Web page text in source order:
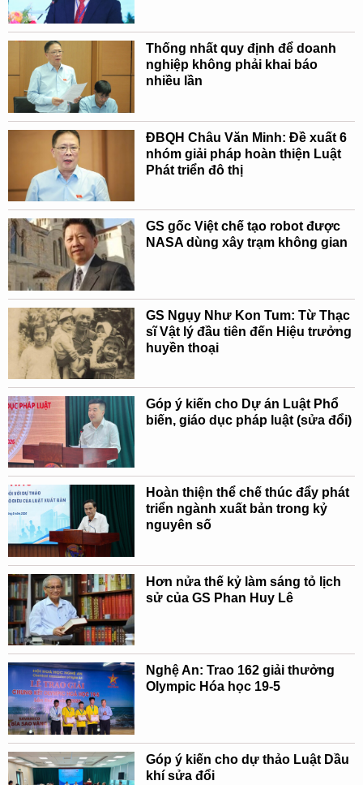
Thống nhất quy định để doanh
nghiệp không phải khai báo
nhiều lần
ĐBQH Châu Văn Minh: Đề xuất 6
nhóm giải pháp hoàn thiện Luật
Phát triển đô thị
GS gốc Việt chế tạo robot được
NASA dùng xây trạm không gian
GS Ngụy Như Kon Tum: Từ Thạc
sĩ Vật lý đầu tiên đến Hiệu trưởng
huyền thoại
Góp ý kiến cho Dự án Luật Phổ
biến, giáo dục pháp luật (sửa đổi)
Hoàn thiện thể chế thúc đẩy phát
triển ngành xuất bản trong kỷ
nguyên số
Hơn nửa thế kỷ làm sáng tỏ lịch
sử của GS Phan Huy Lê
Nghệ An: Trao 162 giải thưởng
Olympic Hóa học 19-5
Góp ý kiến cho dự thảo Luật Dầu
khí sửa đổi